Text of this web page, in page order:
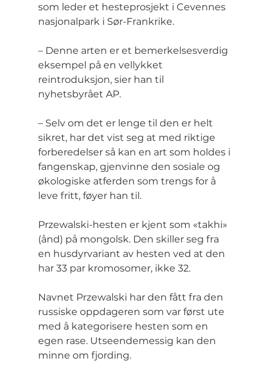
som leder et hesteprosjekt i Cevennes
nasjonalpark i Sør-Frankrike.
– Denne arten er et bemerkelsesverdig
eksempel på en vellykket
reintroduksjon, sier han til
nyhetsbyrået AP.
– Selv om det er lenge til den er helt
sikret, har det vist seg at med riktige
forberedelser så kan en art som holdes i
fangenskap, gjenvinne den sosiale og
økologiske atferden som trengs for å
leve fritt, føyer han til.
Przewalski-hesten er kjent som «takhi»
(ånd) på mongolsk. Den skiller seg fra
en husdyrvariant av hesten ved at den
har 33 par kromosomer, ikke 32.
Navnet Przewalski har den fått fra den
russiske oppdageren som var først ute
med å kategorisere hesten som en
egen rase. Utseendemessig kan den
minne om fjording.